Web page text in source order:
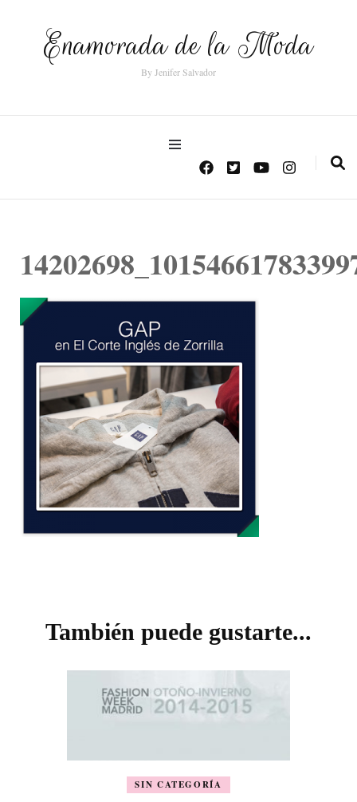
Enamorada de la Moda
By Jenifer Salvador
entradas
También puede gustarte...
SIN CATEGORÍA